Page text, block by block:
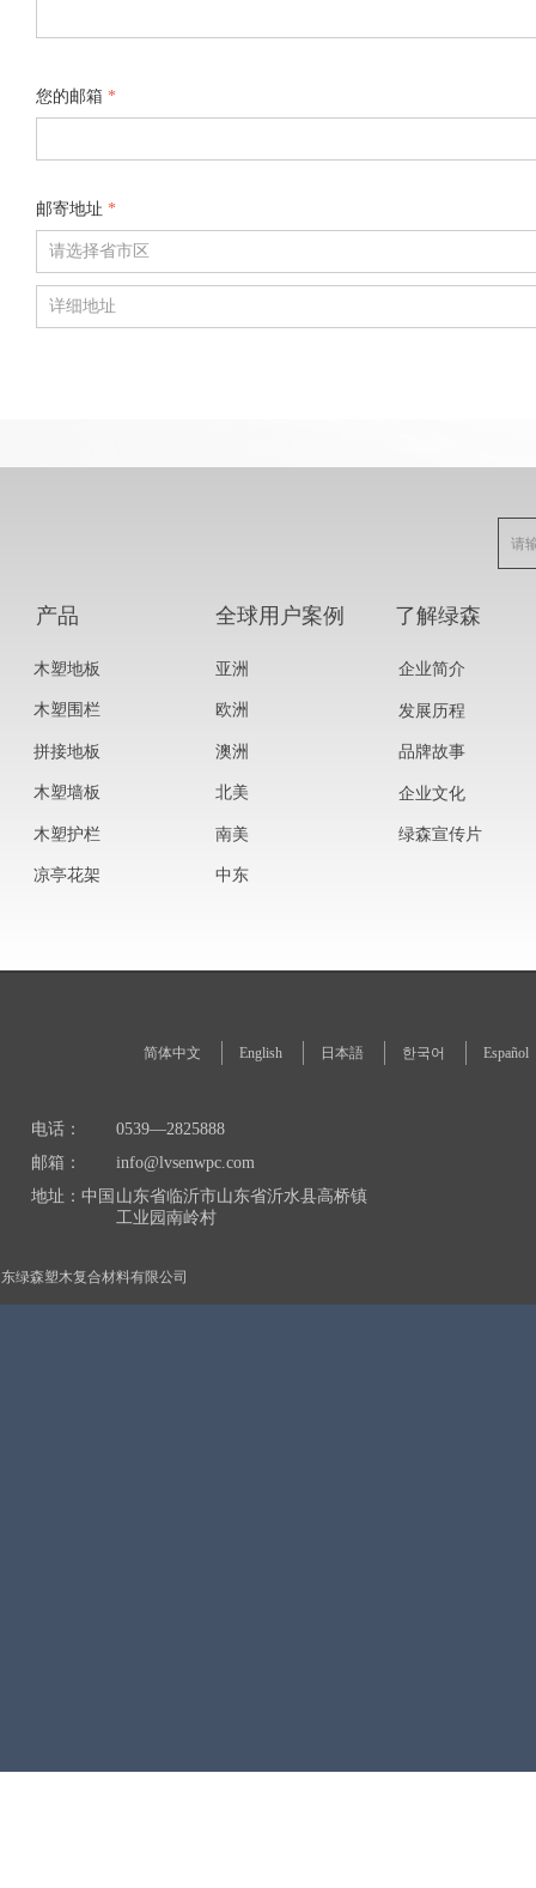
您的邮箱 *
邮寄地址 *
绿森塑木复合材料有限公司
简体中文 English 日本語 한국어 Español
电话：
0539—2825888
邮箱：
info@lvsenwpc.com
地址：中国 山东省临沂市山东省沂水县高桥镇
工业园南岭村
了解绿森
企业简介
发展历程
品牌故事
企业文化
绿森宣传片
全球用户案例
亚洲
欧洲
澳洲
北美
南美
中东
木塑地板
木塑围栏
拼接地板
木塑墙板
木塑护栏
凉亭花架
产品